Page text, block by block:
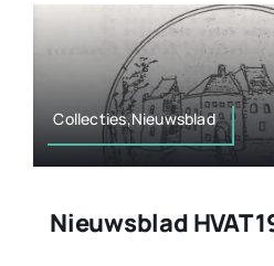
Collecties,Nieuwsblad
Nieuwsblad HVAT